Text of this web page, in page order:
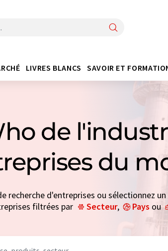
LIVRES BLANCS SAVOIR ET
de
du
recherche d'entreprises ou sélectionnez
filtrées par
Secteur, Pays ou